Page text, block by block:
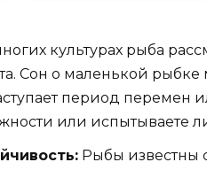
культурах рыба
Сон о маленькой рыбке
период перемен
или испытываете
Рыбы известны